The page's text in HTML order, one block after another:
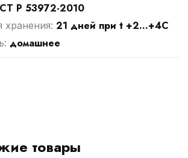
Р 53972-2010
хранения: 21 дней при t +2...+4С
домашнее
товары